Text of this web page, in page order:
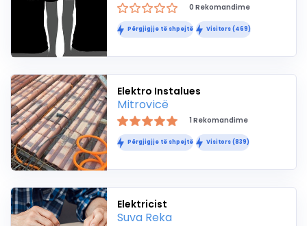
0 Rekomandime
Përgjigjje të shpejtë Visitors (469)
Elektro Instalues
Mitrovicë
1 Rekomandime
Përgjigjje të shpejtë Visitors (839)
Elektricist
Suva Reka